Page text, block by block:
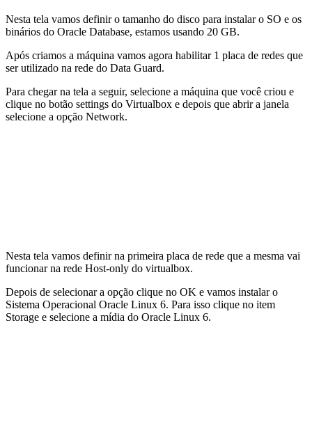
Nesta tela vamos definir o tamanho do disco para instalar o SO e os
binários do Oracle Database, estamos usando 20 GB.
Após criamos a máquina vamos agora habilitar 1 placa de redes que
ser utilizado na rede do Data Guard.
Para chegar na tela a seguir, selecione a máquina que você criou e
clique no botão settings do Virtualbox e depois que abrir a janela
selecione a opção Network.
Nesta tela vamos definir na primeira placa de rede que a mesma vai
funcionar na rede Host-only do virtualbox.
Depois de selecionar a opção clique no OK e vamos instalar o
Sistema Operacional Oracle Linux 6. Para isso clique no item
Storage e selecione a mídia do Oracle Linux 6.